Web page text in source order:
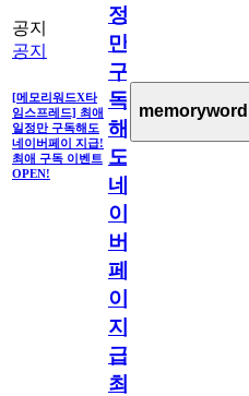
공지
공지
[메모리워드X타
임스프레드] 최애
일정만 구독해도
네이버페이 지급!
최애 구독 이벤트
OPEN!
정
만
구
독
해
도
네
이
버
페
이
지
급!
최
memoryword